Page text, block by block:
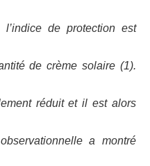
de protection est
de crème solaire (1).
réduit et il est alors
a montré